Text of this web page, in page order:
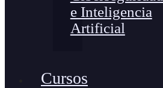
e Inteligencia
Artificial
Cursos